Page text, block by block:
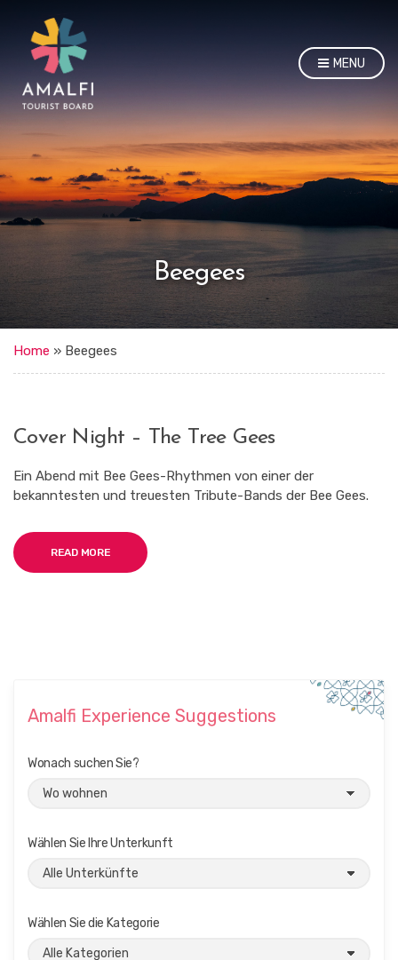
MENU
Beegees
Home » Beegees
Cover Night – The Tree Gees
Ein Abend mit Bee Gees-Rhythmen von einer der
bekanntesten und treuesten Tribute-Bands der Bee Gees.
READ MORE
Amalfi Experience Suggestions
Wonach suchen Sie?
Wählen Sie Ihre Unterkunft
Wählen Sie die Kategorie